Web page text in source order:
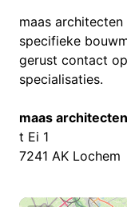
maas
specifieke
gerust contact
specialisaties.
maas architecten
t Ei 1
7241 AK Lochem